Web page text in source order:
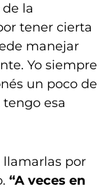
la
tener cierta
manejar
Yo siempre
un poco de
esa
llamarlas por
“A veces en